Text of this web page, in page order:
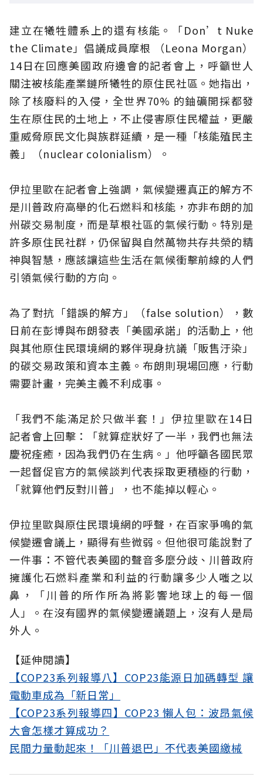
建立在犧牲體系上的還有核能。「Don’t Nuke
the Climate」倡議成員摩根 （Leona Morgan）
14日在回應美國政府邊會的記者會上，呼籲世人
關注被核能產業鏈所犧牲的原住民社區。她指出，
除了核廢料的入侵，全世界70% 的鈾礦開採都發
生在原住民的土地上，不止侵害原住民權益，更嚴
重威脅原民文化與族群延續，是一種「核能殖民主
義」（nuclear colonialism）。
伊拉里歐在記者會上強調，氣候變遷真正的解方不
是川普政府高舉的化石燃料和核能，亦非布朗的加
州碳交易制度，而是草根社區的氣候行動。特別是
許多原住民社群，仍保留與自然萬物共存共榮的精
神與智慧，應該讓這些生活在氣候衝擊前線的人們
引領氣候行動的方向。
為了對抗「錯誤的解方」（false solution），數
日前在彭博與布朗發表「美國承諾」的活動上，他
與其他原住民環境網的夥伴現身抗議「販售汙染」
的碳交易政策和資本主義。布朗則現場回應，行動
需要計畫，完美主義不利成事。
「我們不能滿足於只做半套！」伊拉里歐在14日
記者會上回擊：「就算症狀好了一半，我們也無法
慶祝痊癒，因為我們仍在生病。」他呼籲各國民眾
一起督促官方的氣候談判代表採取更積極的行動，
「就算他們反對川普」，也不能掉以輕心。
伊拉里歐與原住民環境網的呼聲，在百家爭鳴的氣
候變遷會議上，顯得有些微弱。但他很可能說對了
一件事：不管代表美國的聲音多麼分歧、川普政府
擁護化石燃料產業和利益的行動讓多少人嗤之以
鼻，「川普的所作所為將影響地球上的每一個
人」。在沒有國界的氣候變遷議題上，沒有人是局
外人。
【延伸閱讀】
【COP23系列報導八】COP23能源日加碼轉型 讓
電動車成為「新日常」
【COP23系列報導四】COP23 懶人包：波昂氣候
大會怎樣才算成功？
民間力量動起來！「川普退巴」不代表美國繳械